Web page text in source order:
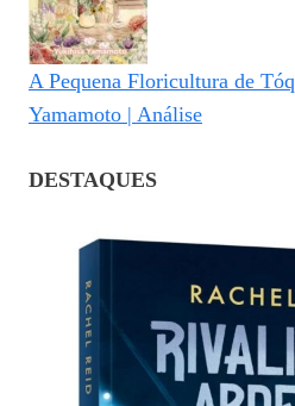
A Pequena Floricultura de
Yamamoto | Análise
DESTAQUES